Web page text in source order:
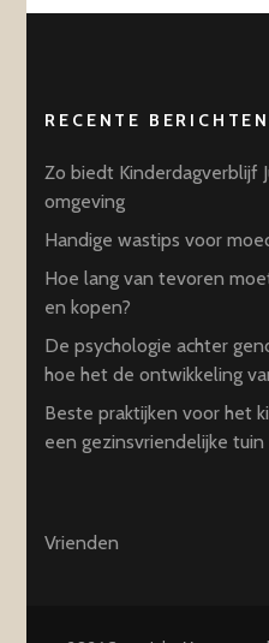
RECENTE BERICHTEN
Zo biedt Kinderdagverblijf
omgeving
Handige wastips voor
Hoe lang van tevoren
en kopen?
De psychologie achter
hoe het de ontwikkeling
Beste praktijken voor het
een gezinsvriendelijke tuin
Vrienden